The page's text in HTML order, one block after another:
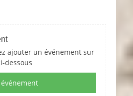
ajouter un événement sur
dessous